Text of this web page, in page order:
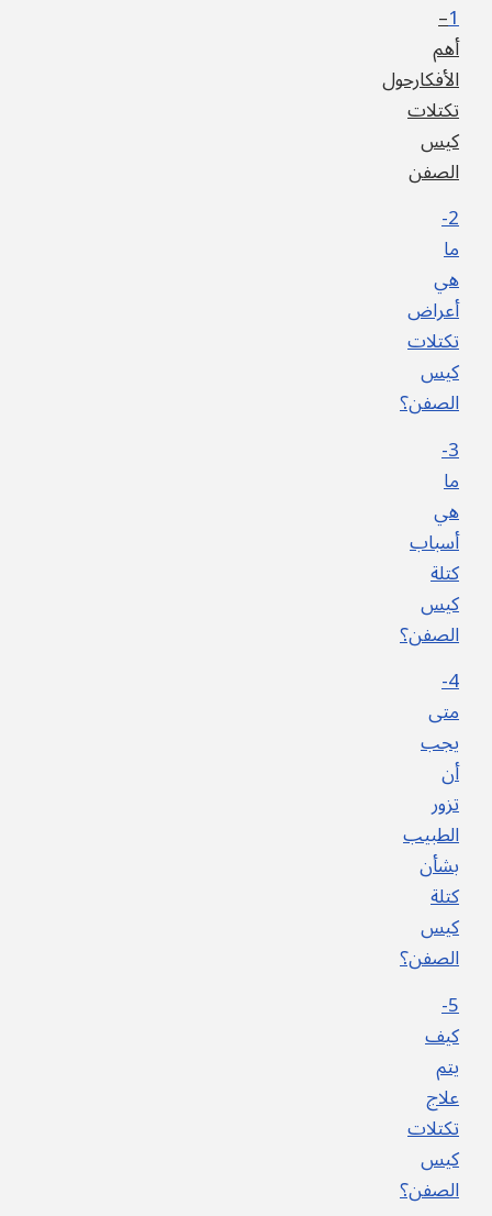
1
–
أهم
الأفكارحول
تكتلات
كيس
الصفن
2-
ما
هي
أعراض
تكتلات
كيس
الصفن؟
3-
ما
هي
أسباب
كتلة
كيس
الصفن؟
4-
متى
يجب
أن
تزور
الطبيب
بشأن
كتلة
كيس
الصفن؟
5-
كيف
يتم
علاج
تكتلات
كيس
الصفن؟